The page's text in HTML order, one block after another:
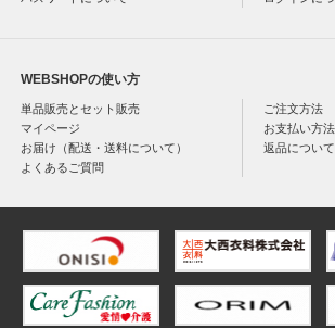
WEBSHOPの使い方
単品販売とセット販売
ご注文方法
マイページ
お支払い方法
お届け（配送・送料について）
返品について
よくあるご質問